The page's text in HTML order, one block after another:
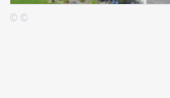
© ©